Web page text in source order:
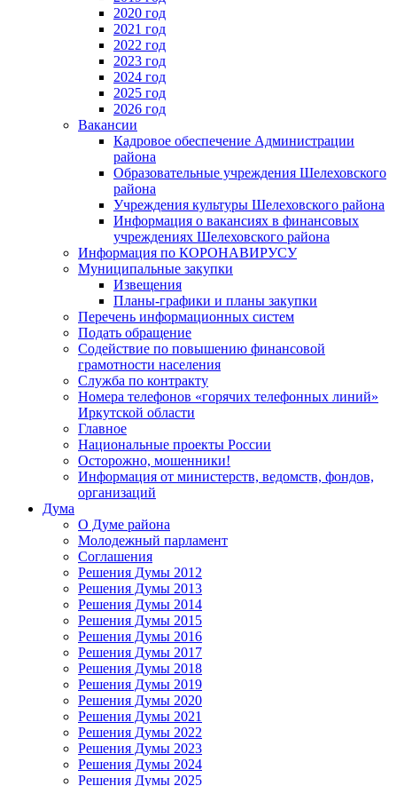
2020 год
2021 год
2022 год
2023 год
2024 год
2025 год
2026 год
Вакансии
Кадровое обеспечение Администрации
района
Образовательные учреждения Шелеховского
района
Учреждения культуры Шелеховского района
Информация о вакансиях в финансовых
учреждениях Шелеховского района
Информация по КОРОНАВИРУСУ
Муниципальные закупки
Извещения
Планы-графики и планы закупки
Перечень информационных систем
Подать обращение
Содействие по повышению финансовой
грамотности населения
Служба по контракту
Номера телефонов «горячих телефонных линий»
Иркутской области
Главное
Национальные проекты России
Осторожно, мошенники!
Информация от министерств, ведомств, фондов,
организаций
Дума
О Думе района
Молодежный парламент
Соглашения
Решения Думы 2012
Решения Думы 2013
Решения Думы 2014
Решения Думы 2015
Решения Думы 2016
Решения Думы 2017
Решения Думы 2018
Решения Думы 2019
Решения Думы 2020
Решения Думы 2021
Решения Думы 2022
Решения Думы 2023
Решения Думы 2024
Решения Думы 2025